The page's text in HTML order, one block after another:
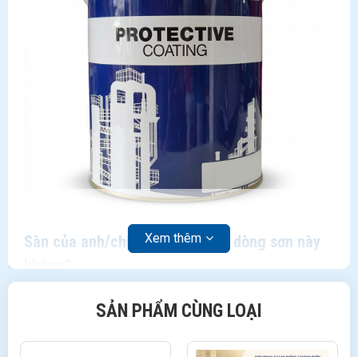
Sàn của anh/chị có phù hợp với dòng sơn này
không?
Nếu công trình là nhà máy chế biến thực phẩm, bệnh
viện, trường học hoặc xưởng sản xuất – những nơi vừa
cần sàn chịu lực, chống va đập, vừa không thể chấp
Xem thêm
SẢN PHẨM CÙNG LOẠI